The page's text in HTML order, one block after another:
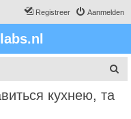
Aanmelden
Registreer
кухнею, та